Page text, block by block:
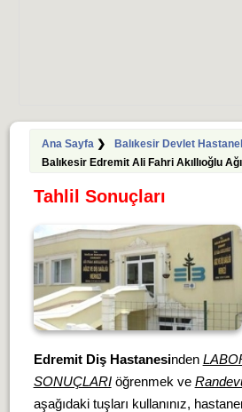
Ana Sayfa❯ Balıkesir Devlet
Balıkesir Edremit Ali Fahri Akıllıoğlu
Tahlil Sonuçları
Edremit Diş Hastanesinden
SONUÇLARIöğrenmek ve
aşağıdaki tuşları kullanınız,